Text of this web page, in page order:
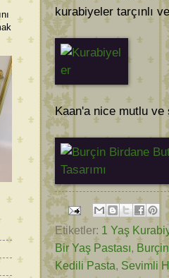
kurabiyeler tarçınlı
Kaan'a nice mutlu ve
Etiketler: 1 Yaş
Bir Yaş Pastası,
Kedili Pasta, Sevimli